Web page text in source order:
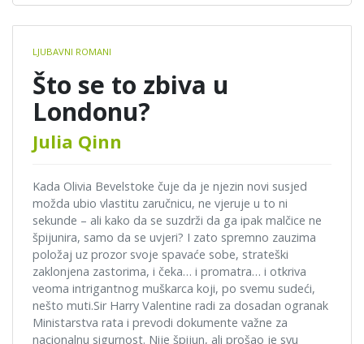
details
LJUBAVNI ROMANI
Što se to zbiva u
Londonu?
Julia Qinn
Kada Olivia Bevelstoke čuje da je njezin novi susjed
možda ubio vlastitu zaručnicu, ne vjeruje u to ni
sekunde – ali kako da se suzdrži da ga ipak malčice ne
špijunira, samo da se uvjeri? I zato spremno zauzima
položaj uz prozor svoje spavaće sobe, strateški
zaklonjena zastorima, i čeka… i promatra… i otkriva
veoma intrigantnog muškarca koji, po svemu sudeći,
nešto muti.Sir Harry Valentine radi za dosadan ogranak
Ministarstva rata i prevodi dokumente važne za
nacionalnu sigurnost. Nije špijun, ali prošao je svu